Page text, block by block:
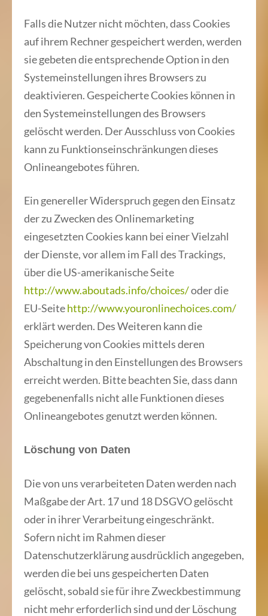
Falls die Nutzer nicht möchten, dass Cookies
auf ihrem Rechner gespeichert werden, werden
sie gebeten die entsprechende Option in den
Systemeinstellungen ihres Browsers zu
deaktivieren. Gespeicherte Cookies können in
den Systemeinstellungen des Browsers
gelöscht werden. Der Ausschluss von Cookies
kann zu Funktionseinschränkungen dieses
Onlineangebotes führen.
Ein genereller Widerspruch gegen den Einsatz
der zu Zwecken des Onlinemarketing
eingesetzten Cookies kann bei einer Vielzahl
der Dienste, vor allem im Fall des Trackings,
über die US-amerikanische Seite
http://www.aboutads.info/choices/oder die
EU-Seitehttp://www.youronlinechoices.com/
erklärt werden. Des Weiteren kann die
Speicherung von Cookies mittels deren
Abschaltung in den Einstellungen des Browsers
erreicht werden. Bitte beachten Sie, dass dann
gegebenenfalls nicht alle Funktionen dieses
Onlineangebotes genutzt werden können.
Löschung von Daten
Die von uns verarbeiteten Daten werden nach
Maßgabe der Art. 17 und 18 DSGVO gelöscht
oder in ihrer Verarbeitung eingeschränkt.
Sofern nicht im Rahmen dieser
Datenschutzerklärung ausdrücklich angegeben,
werden die bei uns gespeicherten Daten
gelöscht, sobald sie für ihre Zweckbestimmung
nicht mehr erforderlich sind und der Löschung